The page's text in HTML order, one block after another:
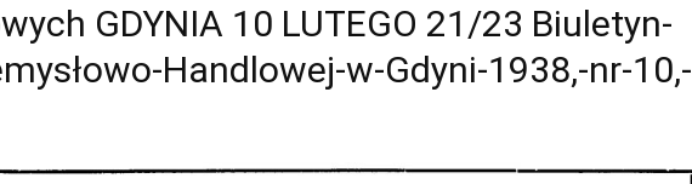
GDYNIA 10 LUTEGO 21/23 Biuletyn-
Handlowej-w-Gdyni-1938,-nr-10,-